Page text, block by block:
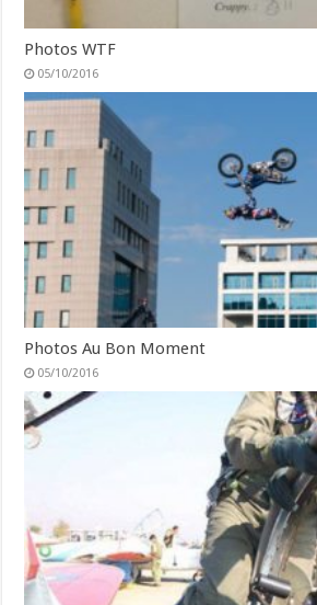
Photos WTF
05/10/2016
Photos Au Bon Moment
05/10/2016